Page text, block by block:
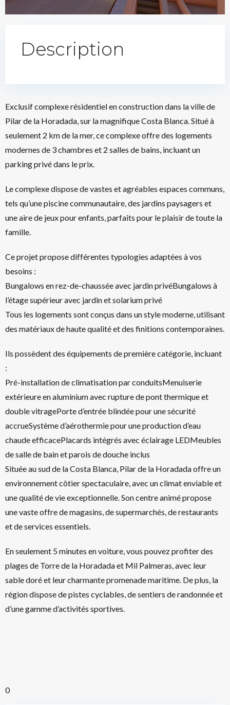
Description
Exclusif complexe résidentiel en construction dans la ville de
Pilar de la Horadada, sur la magnifique Costa Blanca. Situé à
seulement 2 km de la mer, ce complexe offre des logements
modernes de 3 chambres et 2 salles de bains, incluant un
parking privé dans le prix.
Le complexe dispose de vastes et agréables espaces communs,
tels qu’une piscine communautaire, des jardins paysagers et
une aire de jeux pour enfants, parfaits pour le plaisir de toute la
famille.
Ce projet propose différentes typologies adaptées à vos
besoins :
Bungalows en rez-de-chaussée avec jardin privéBungalows à
l’étage supérieur avec jardin et solarium privé
Tous les logements sont conçus dans un style moderne, utilisant
des matériaux de haute qualité et des finitions contemporaines.
Ils possèdent des équipements de première catégorie, incluant
:
Pré-installation de climatisation par conduitsMenuiserie
extérieure en aluminium avec rupture de pont thermique et
double vitragePorte d’entrée blindée pour une sécurité
accrueSystème d’aérothermie pour une production d’eau
chaude efficacePlacards intégrés avec éclairage LEDMeubles
de salle de bain et parois de douche inclus
Située au sud de la Costa Blanca, Pilar de la Horadada offre un
environnement côtier spectaculaire, avec un climat enviable et
une qualité de vie exceptionnelle. Son centre animé propose
une vaste offre de magasins, de supermarchés, de restaurants
et de services essentiels.
En seulement 5 minutes en voiture, vous pouvez profiter des
plages de Torre de la Horadada et Mil Palmeras, avec leur
sable doré et leur charmante promenade maritime. De plus, la
région dispose de pistes cyclables, de sentiers de randonnée et
d’une gamme d’activités sportives.
0